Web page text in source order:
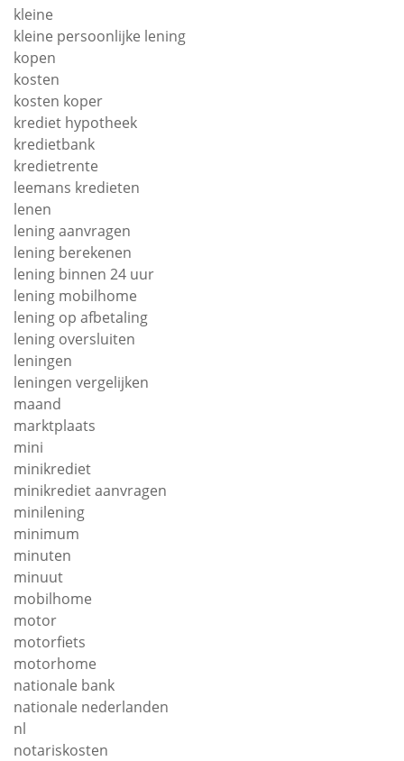
kleine
kleine persoonlijke lening
kopen
kosten
kosten koper
krediet hypotheek
kredietbank
kredietrente
leemans kredieten
lenen
lening aanvragen
lening berekenen
lening binnen 24 uur
lening mobilhome
lening op afbetaling
lening oversluiten
leningen
leningen vergelijken
maand
marktplaats
mini
minikrediet
minikrediet aanvragen
minilening
minimum
minuten
minuut
mobilhome
motor
motorfiets
motorhome
nationale bank
nationale nederlanden
nl
notariskosten